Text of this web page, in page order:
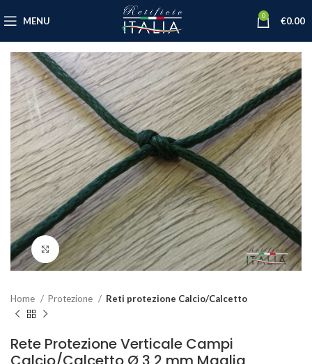
MENU 0 €0.00
Click to enlarge
Home Protezione Reti protezione Calcio/Calcetto
Rete Protezione Verticale Campi